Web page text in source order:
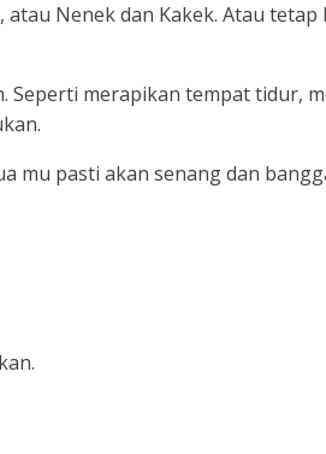
Nenek dan Kakek. Atau
merapikan tempat tidur,
mu pasti akan senang dan